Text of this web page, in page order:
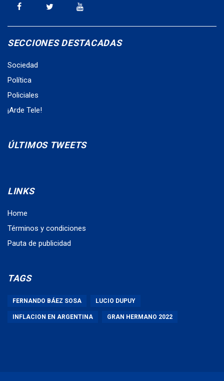
SECCIONES DESTACADAS
Sociedad
Política
Policiales
¡Arde Tele!
ÚLTIMOS TWEETS
LINKS
Home
Términos y condiciones
Pauta de publicidad
TAGS
FERNANDO BÁEZ SOSA LUCIO DUPUY
INFLACION EN ARGENTINA GRAN HERMANO 2022